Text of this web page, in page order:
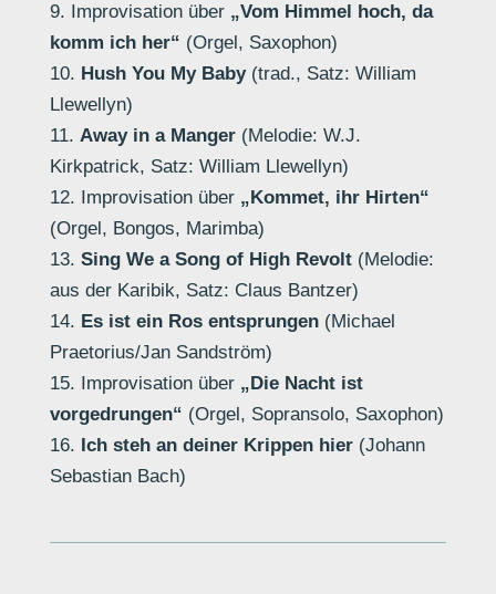
9. Improvisation über „Vom Himmel hoch, da
komm ich her“ (Orgel, Saxophon)
10. Hush You My Baby(trad., Satz: William
Llewellyn)
11. Away in a Manger(Melodie: W.J.
Kirkpatrick, Satz: William Llewellyn)
12. Improvisation über „Kommet, ihr Hirten“
(Orgel, Bongos, Marimba)
13. Sing We a Song of High Revolt(Melodie:
aus der Karibik, Satz: Claus Bantzer)
14. Es ist ein Ros entsprungen(Michael
Praetorius/Jan Sandström)
15. Improvisation über„Die Nacht ist
vorgedrungen“ (Orgel, Sopransolo, Saxophon)
16. Ich steh an deiner Krippen hier(Johann
Sebastian Bach)